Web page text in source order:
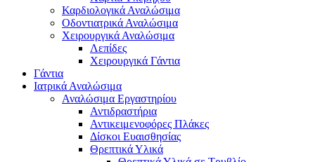
Καρδιολογικά Αναλώσιμα
Οδοντιατρικά Αναλώσιμα
Χειρουργικά Αναλώσιμα
Λεπίδες
Χειρουργικά Γάντια
Γάντια
Ιατρικά Αναλώσιμα
Αναλώσιμα Εργαστηρίου
Αντιδραστήρια
Αντικειμενοφόρες Πλάκες
Δίσκοι Ευαισθησίας
Θρεπτικά Υλικά